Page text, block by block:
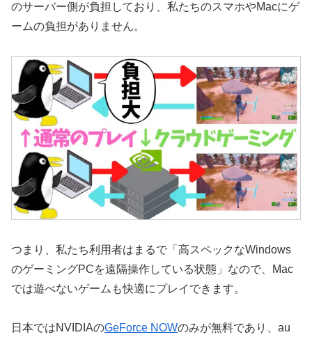
のサーバー側が負担しており、私たちのスマホやMacにゲ
ームの負担がありません。
つまり、私たち利用者はまるで「高スペックなWindows
のゲーミングPCを遠隔操作している状態」なので、Mac
では遊べないゲームも快適にプレイできます。
日本ではNVIDIAのGeForce NOWのみが無料であり、au